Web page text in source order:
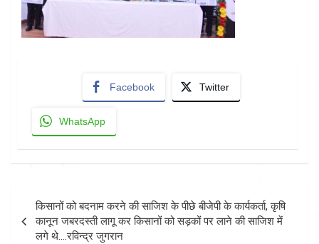
Facebook Twitter
WhatsApp
Post
navigation
किसानों को बदनाम करने की साजिश के पीछे बीजेपी के कार्यकर्ता, कृषि
कानून जबरदस्ती लागू कर किसानों को सड़कों पर लाने की साजिश में
लगे थे….रविन्द्र जुगरान